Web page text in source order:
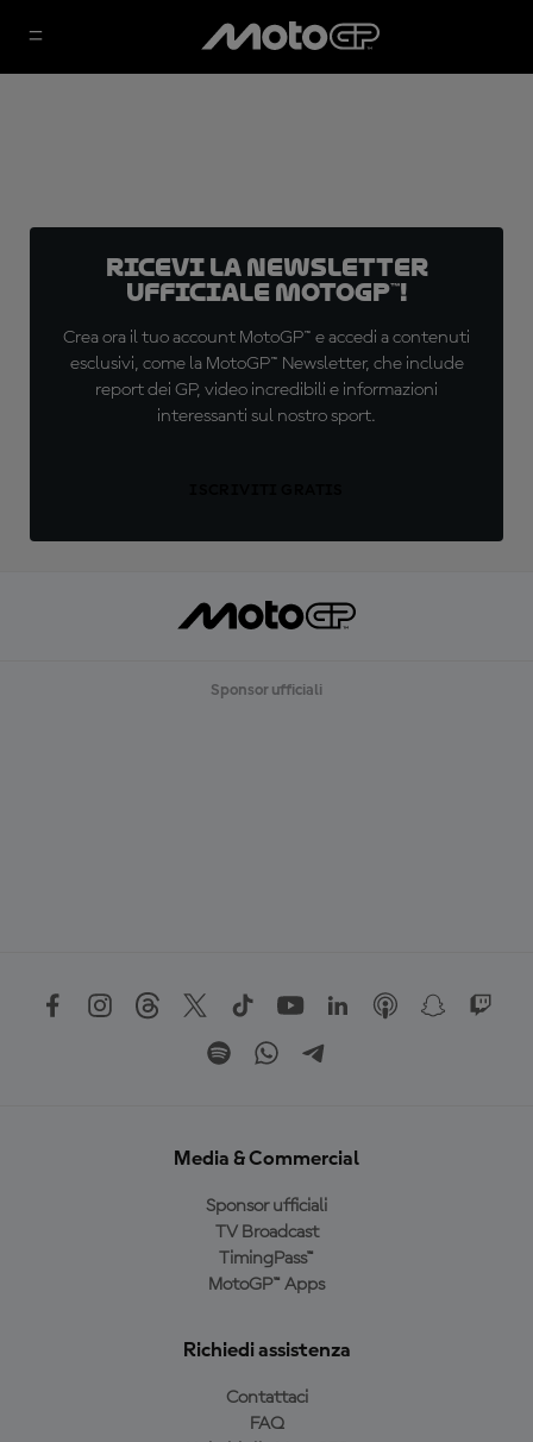
Ricevi la newsletter
ufficiale MotoGP™!
Crea ora il tuo account MotoGP™ e accedi a contenuti
esclusivi, come la MotoGP™ Newsletter, che include
report dei GP, video incredibili e informazioni
interessanti sul nostro sport.
Sponsor ufficiali
Media & Commercial
Sponsor ufficiali
TV Broadcast
TimingPass™
MotoGP™ Apps
Richiedi assistenza
Contattaci
FAQ